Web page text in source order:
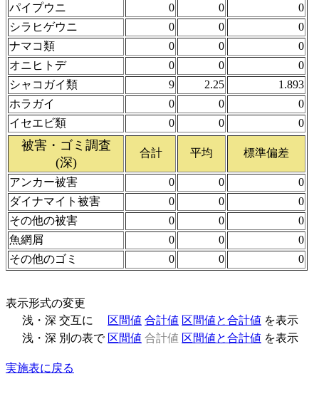
パイプウニ
0 0
0
シラヒゲウニ
0 0
0
ナマコ類
0 0
0
オニヒトデ
0 0
0
シャコガイ類
9 2.25
1.893
ホラガイ
0 0
0
イセエビ類
0 0 0
被害・ゴミ調査
(深)
合計 平均 標準偏差
アンカー被害 0 0
0
ダイナマイト被害
0 0
0
その他の被害
0 0
0
魚網屑
0 0
0
その他のゴミ
0 0 0
表示形式の変更
浅・深 交互に
区間値 合計値 区間値と合計値 を表示
浅・深 別の表で 区間値 合計値 区間値と合計値 を表示
実施表に戻る